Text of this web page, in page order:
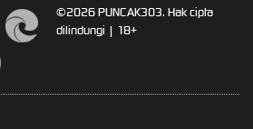
©2026 PUNCAK303. Hak cipta
dilindungi | 18+